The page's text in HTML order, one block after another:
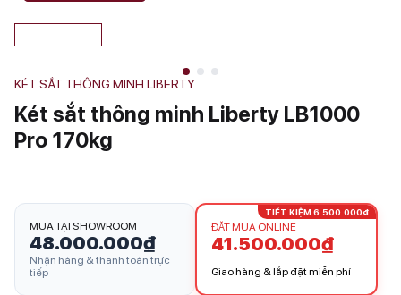
KÉT SẮT THÔNG MINH LIBERTY
Két sắt thông minh Liberty LB1000
Pro 170kg
MUA TẠI SHOWROOM
48.000.000₫
Nhận hàng & thanh toán trực
tiếp
TIẾT KIỆM 6.500.000₫
ĐẶT MUA ONLINE
41.500.000₫
Giao hàng & lắp đặt miễn phí